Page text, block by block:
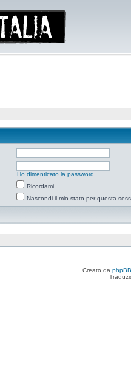
Ho dimenticato la password
Ricordami
Nascondi il mio stato per questa
Creato da phpBB